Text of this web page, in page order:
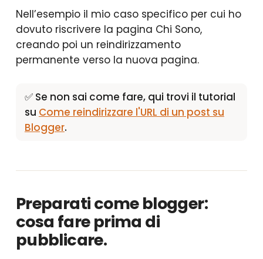
Nell’esempio il mio caso specifico per cui ho
dovuto riscrivere la pagina Chi Sono,
creando poi un reindirizzamento
permanente verso la nuova pagina.
✅ Se non sai come fare, qui trovi il tutorial
su Come reindirizzare l'URL di un post su
Blogger.
Preparati come blogger:
cosa fare prima di
pubblicare.